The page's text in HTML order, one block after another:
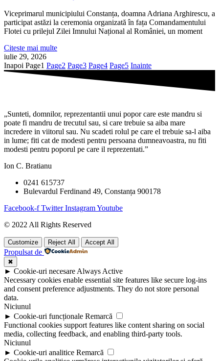
Viceprimarul municipiului Constanța, doamna Adriana Arghirescu, a
participat astăzi la ceremonia organizată în fața Comandamentului
Flotei cu prilejul Zilei Imnului Național al României, un moment
Citeste mai multe
iulie 29, 2026
Inapoi Page1 Page2 Page3 Page4 Page5 Inainte
„Sunteti, domnilor, reprezentantii unui popor care este mandru si
poate fi mandru de trecutul sau, si care trebuie sa aiba mare
incredere in viitorul sau. Nu scadeti rolul pe care el trebuie sa-l aiba
in lume; fiti cat de modesti pentru persoana dumneavoastra, nu fiti
modesti pentru poporul pe care il reprezentati.”
Ion C. Bratianu
0241 615737
Bulevardul Ferdinand 49, Constanța 900178
Facebook-f Twitter InstagramYoutube
© 2022 All Rights Reserved
Customize Reject All Accept All
Propulsat de
✖
► Cookie-uri necesare Always Active
Necessary cookies enable essential site features like secure log-ins
and consent preference adjustments. They do not store personal
data.
Niciunul
► Cookie-uri funcționale Remarcă
Functional cookies support features like content sharing on social
media, collecting feedback, and enabling third-party tools.
Niciunul
► Cookie-uri analitice Remarcă